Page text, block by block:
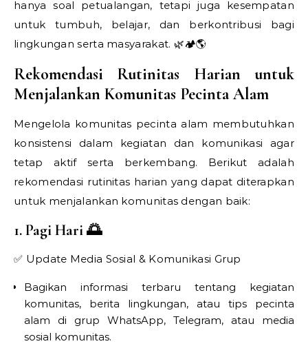
hanya soal petualangan, tetapi juga kesempatan
untuk tumbuh, belajar, dan berkontribusi bagi
lingkungan serta masyarakat. 🌿🏕️🌎
Rekomendasi Rutinitas Harian untuk
Menjalankan Komunitas Pecinta Alam
Mengelola komunitas pecinta alam membutuhkan
konsistensi dalam kegiatan dan komunikasi agar
tetap aktif serta berkembang. Berikut adalah
rekomendasi rutinitas harian yang dapat diterapkan
untuk menjalankan komunitas dengan baik:
1. Pagi Hari 🌅
✅ Update Media Sosial & Komunikasi Grup
Bagikan informasi terbaru tentang kegiatan
komunitas, berita lingkungan, atau tips pecinta
alam di grup WhatsApp, Telegram, atau media
sosial komunitas.